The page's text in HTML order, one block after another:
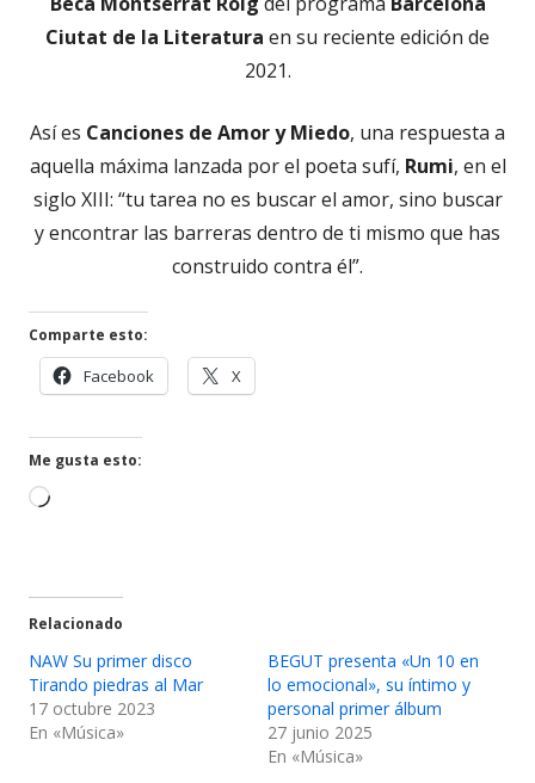
Ciutat de la Literatura en su reciente edición de
2021.
Así es Canciones de Amor y Miedo, una respuesta a
aquella máxima lanzada por el poeta sufí, Rumi, en el
siglo XIII: “tu tarea no es buscar el amor, sino buscar
y encontrar las barreras dentro de ti mismo que has
construido contra él”.
Comparte esto:
Facebook
en
X
en
Me gusta esto:
Cargando...
Relacionado
NAW Su primer disco
Tirando piedras al Mar
17 octubre 2023
En «Música»
BEGUT presenta «Un 10 en
lo emocional», su íntimo y
personal primer álbum
27 junio 2025
En «Música»